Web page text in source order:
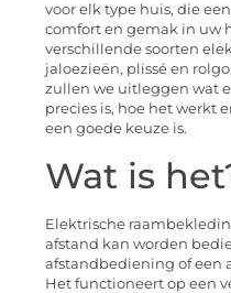
voor elk type huis, die
comfort en gemak in uw
verschillende soorten
jaloezieën, plissé en
zullen we uitleggen wat
precies is, hoe het werkt
een goede keuze is.
Wat is
Elektrische
afstand kan worden
afstandbediening of een
Het functioneert op een